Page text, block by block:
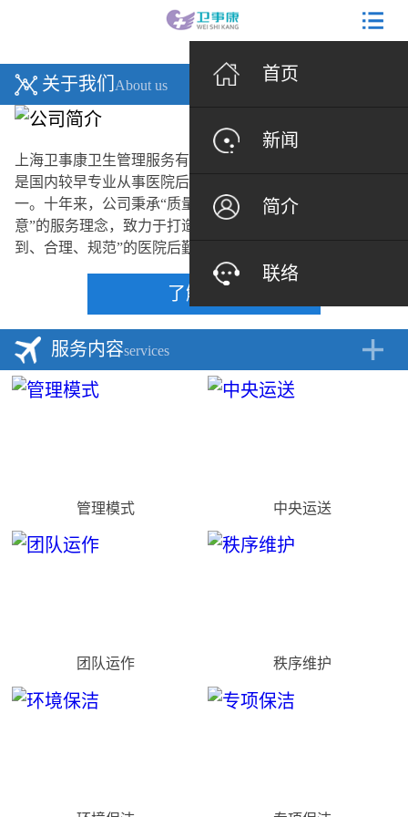
首页
新闻
简介
联络
关于我们 About us
上海卫事康卫生管理服务有限公司（卫事康）2005年成立，
是国内较早专业从事医院后勤管理服务的管理服务公司之
一。十年来，公司秉承“质量第一，诚信至上”、“让您更满
意”的服务理念，致力于打造一整套“及时、清洁、安全、周
到、合理、规范”的医院后勤...
了解更多
服务内容services
管理模式 中央运送
团队运作 秩序维护